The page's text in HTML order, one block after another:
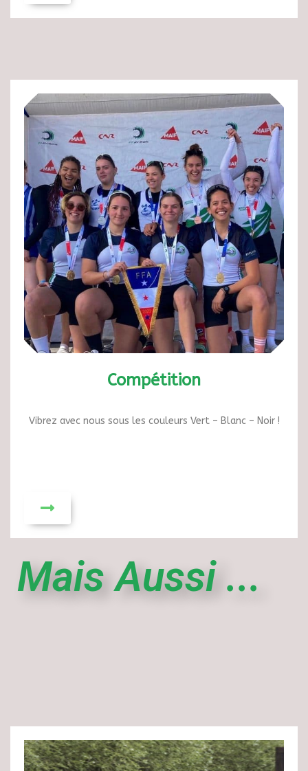
Compétition
Vibrez avec nous sous les couleurs Vert – Blanc – Noir !
Mais Aussi ...